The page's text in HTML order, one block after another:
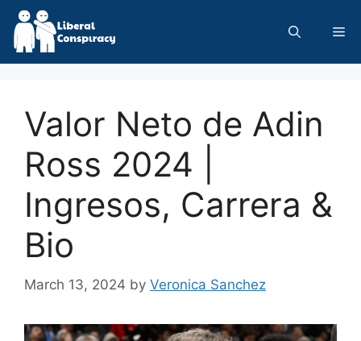
Skip
content
Valor Neto de Adin
Ross 2024 |
Ingresos, Carrera &
Bio
March 13, 2024 by Veronica Sanchez